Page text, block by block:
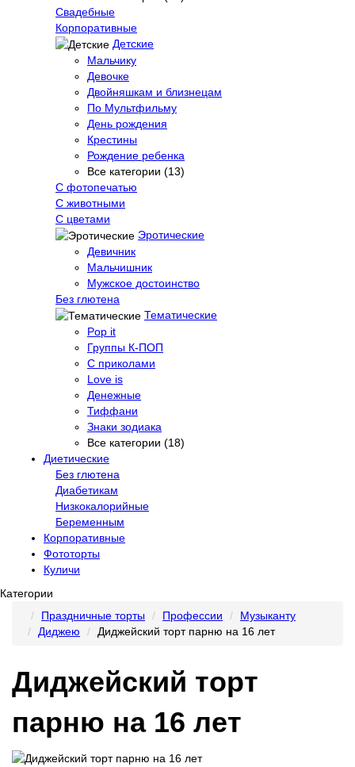
Свадебные
Корпоративные
Детские
Мальчику
Девочке
Двойняшкам и близнецам
По Мультфильму
День рождения
Крестины
Рождение ребенка
Все категории (13)
С фотопечатью
C животными
С цветами
Эротические
Девичник
Мальчишник
Мужское достоинство
Без глютена
Тематические
Pop it
Группы К-ПОП
С приколами
Love is
Денежные
Тиффани
Знаки зодиака
Все категории (18)
Диетические
Без глютена
Диабетикам
Низкокалорийные
Беременным
Корпоративные
Фототорты
Куличи
Категории
Праздничные торты
Профессии
Музыканту
Диджею
Диджейский торт парню на 16 лет
Диджейский торт
парню на 16 лет